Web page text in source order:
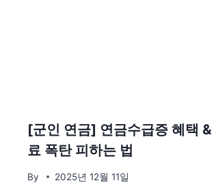
[군인 연금] 연금수급증 혜택 &
료 폭탄 피하는 법
By 2025년 12월 11일